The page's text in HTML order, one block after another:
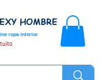
ropa interior
HOMBRE